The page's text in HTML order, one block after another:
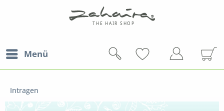
Menü
Intragen